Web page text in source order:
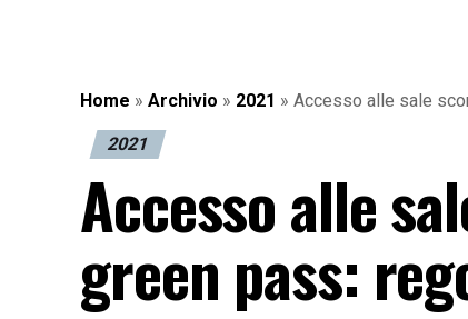
Home » Archivio » 2021 » Accesso alle sale
2021
Accesso alle
green pass: